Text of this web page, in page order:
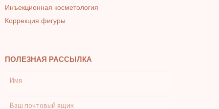
Инъекционная косметология
Коррекция фигуры
ПОЛЕЗНАЯ РАССЫЛКА